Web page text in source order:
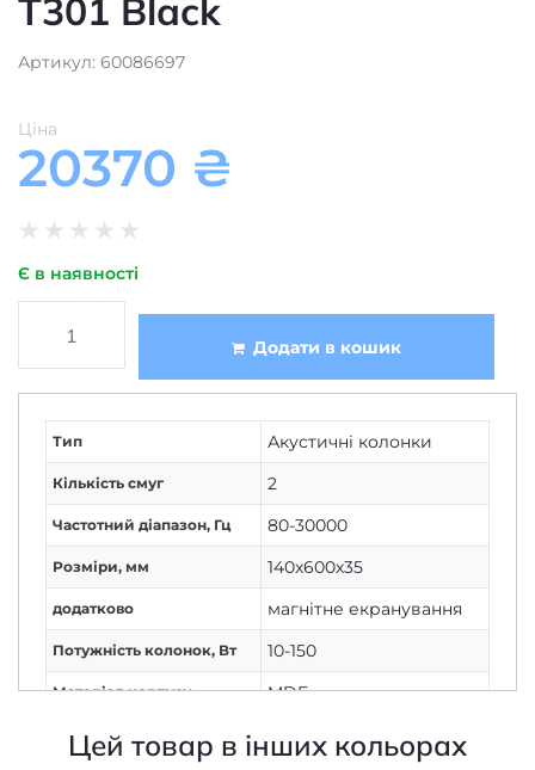
Артикул: 60086697
20370 ₴
★★★★ ★
Є в наявності
Додати в кошик
Кількість смуг 2
Частотний діапазон, Гц 80-30000
Розміри, мм 140x600x35
додатково магнітне екранування
Потужність колонок, Вт 10-150
Матеріал корпусу MDF
шпон
Установка підлогова